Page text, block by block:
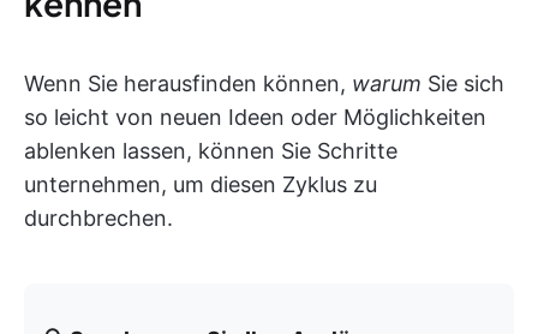
Wenn Sie herausfinden können, warum Sie sich
so leicht von neuen Ideen oder Möglichkeiten
ablenken lassen, können Sie Schritte
unternehmen, um diesen Zyklus zu
durchbrechen.